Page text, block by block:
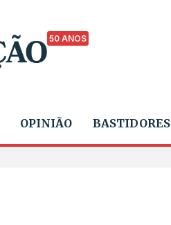
50 ANOS
OPINIÃO BASTIDORES